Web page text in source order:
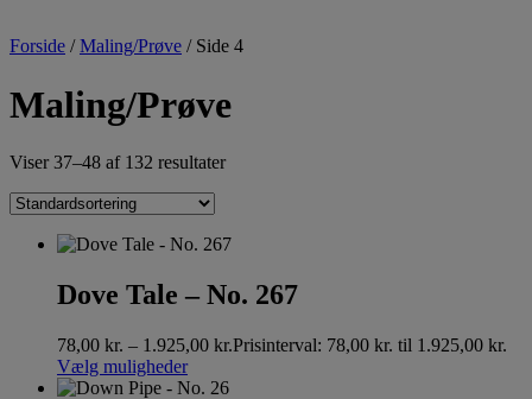
Forside /Maling/Prøve / Side 4
Maling/Prøve
Viser 37–48 af 132 resultater
Dove Tale – No. 267
78,00 kr. – 1.925,00 kr.Prisinterval: 78,00 kr. til 1.925,00 kr.
Vælg muligheder